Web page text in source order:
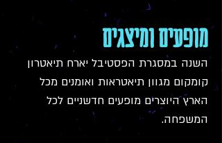
מופעים ומיצגים
השנה במסגרת הפסטיבל יארח תיאטרון
קומקום מגוון תיאטראות ואומנים מכל
הארץ היוצרים מופעים חדשניים לכל
המשפחה.